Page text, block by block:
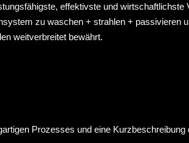
effektivste und
zu waschen + strahlen + passivieren
weitverbreitet bewährt.
Prozesses und eine Kurzbeschreibung